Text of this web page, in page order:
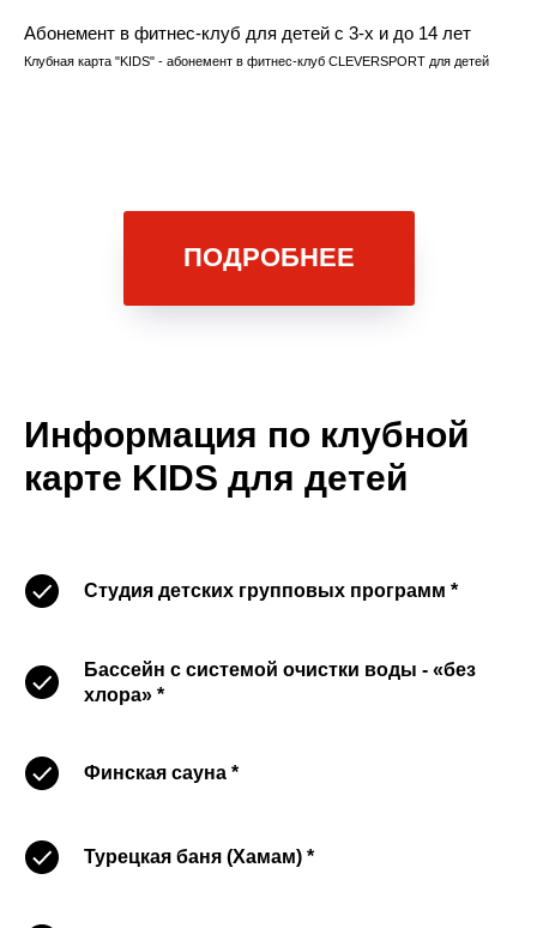
Абонемент в фитнес-клуб для детей с 3-х и до 14 лет
Клубная карта "KIDS" - абонемент в фитнес-клуб CLEVERSPORT для детей
ПОДРОБНЕЕ
Информация по клубной
карте KIDS для детей
Студия детских групповых программ *
Бассейн с системой очистки воды - «без
хлора» *
Финская сауна *
Турецкая баня (Хамам) *